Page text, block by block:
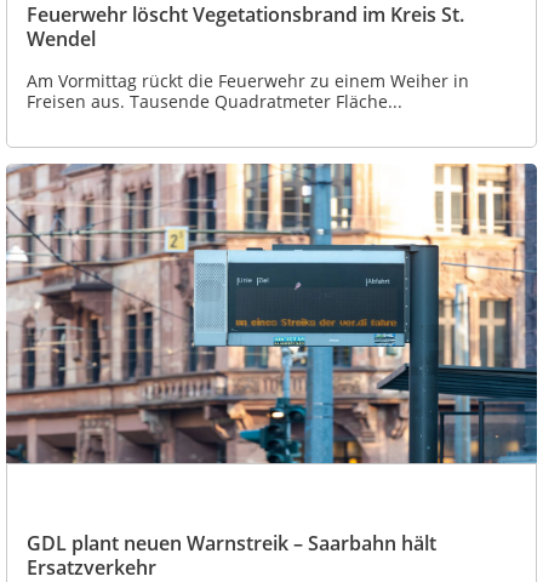
Feuerwehr löscht Vegetationsbrand im Kreis St.
Wendel
Am Vormittag rückt die Feuerwehr zu einem Weiher in
Freisen aus. Tausende Quadratmeter Fläche...
GDL plant neuen Warnstreik – Saarbahn hält
Ersatzverkehr